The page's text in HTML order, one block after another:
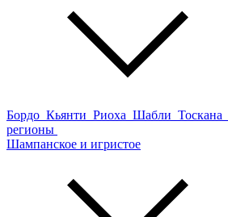
Бордо Кьянти Риоха Шабли Тоскана
регионы
Шампанское и игристое